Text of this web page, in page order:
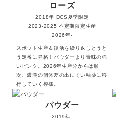
ローズ
2018年 DCS夏季限定
2023-2025 不定期限定生産
2026年-
スポット生産＆復活を繰り返しとうと
う定番に昇格！パウダーより青味の強
いピンク。2026年生産分からは順
次、濃淡の個体差の出にくい釉薬に移
行していく模様。
パウダー
2019年-